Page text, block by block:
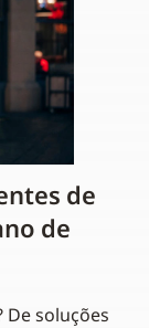
de
de
De soluções